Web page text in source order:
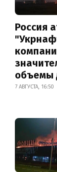
Россия
объемы
7 АВГУСТА, 16:50